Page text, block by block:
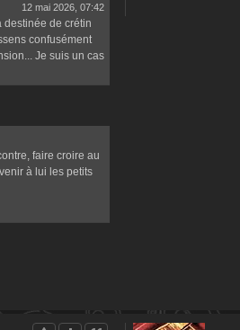
12 mai 2026, 07:42
destinée de crétin
confusément
Je suis un cas
faire croire au
à lui les petits